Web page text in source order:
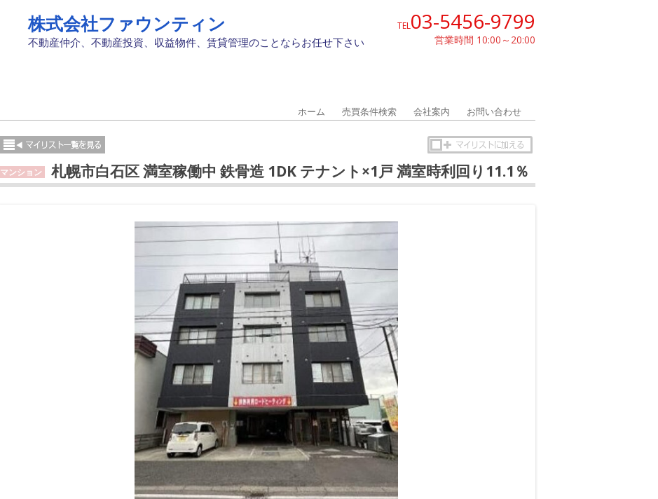
株式会社ファウンティン
不動産仲介、不動産投資、収益物件、賃貸管理のことならお任せ下さい 営業時間 10:00～20:00
TEL03-5456-9799
ホーム 売買条件検索 会社案内 お問い合わせ
マンション 札幌市白石区 満室稼働中 鉄骨造 1DK テナント×1戸 満室時利回り11.1％